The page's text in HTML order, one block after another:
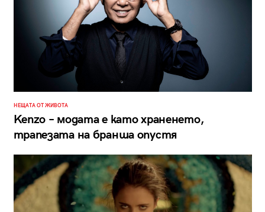
НЕЩАТА ОТ ЖИВОТА
Kenzo – модата е като храненето,
трапезата на бранша опустя